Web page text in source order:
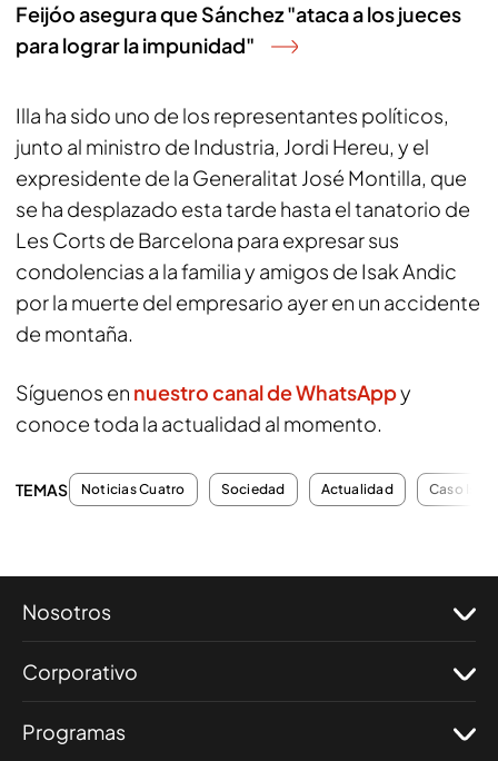
Feijóo asegura que Sánchez "ataca a los jueces
para lograr la impunidad"
Illa ha sido uno de los representantes políticos,
junto al ministro de Industria, Jordi Hereu, y el
expresidente de la Generalitat José Montilla, que
se ha desplazado esta tarde hasta el tanatorio de
Les Corts de Barcelona para expresar sus
condolencias a la familia y amigos de Isak Andic
por la muerte del empresario ayer en un accidente
de montaña.
Síguenos en nuestro canal de WhatsAppy
conoce toda la actualidad al momento.
TEMAS Noticias Cuatro Sociedad Actualidad Caso Isak
Nosotros
Corporativo
Programas